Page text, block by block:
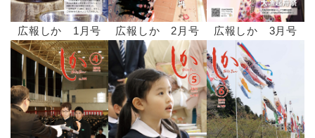
広報しか 1月号 広報しか 2月号 広報しか 3月号